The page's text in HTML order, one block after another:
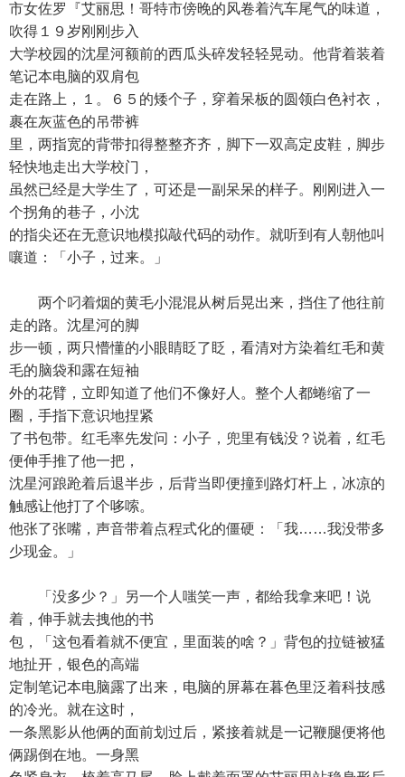
市女佐罗『艾丽思！哥特市傍晚的风卷着汽车尾气的味道，
吹得１９岁刚刚步入
大学校园的沈星河额前的西瓜头碎发轻轻晃动。他背着装着
笔记本电脑的双肩包
走在路上，１。６５的矮个子，穿着呆板的圆领白色衬衣，
裹在灰蓝色的吊带裤
里，两指宽的背带扣得整整齐齐，脚下一双高定皮鞋，脚步
轻快地走出大学校门，
虽然已经是大学生了，可还是一副呆呆的样子。刚刚进入一
个拐角的巷子，小沈
的指尖还在无意识地模拟敲代码的动作。就听到有人朝他叫
嚷道：「小子，过来。」
两个叼着烟的黄毛小混混从树后晃出来，挡住了他往前
走的路。沈星河的脚
步一顿，两只懵懂的小眼睛眨了眨，看清对方染着红毛和黄
毛的脑袋和露在短袖
外的花臂，立即知道了他们不像好人。整个人都蜷缩了一
圈，手指下意识地捏紧
了书包带。红毛率先发问：小子，兜里有钱没？说着，红毛
便伸手推了他一把，
沈星河踉跄着后退半步，后背当即便撞到路灯杆上，冰凉的
触感让他打了个哆嗦。
他张了张嘴，声音带着点程式化的僵硬：「我……我没带多
少现金。」
「没多少？」另一个人嗤笑一声，都给我拿来吧！说
着，伸手就去拽他的书
包，「这包看着就不便宜，里面装的啥？」背包的拉链被猛
地扯开，银色的高端
定制笔记本电脑露了出来，电脑的屏幕在暮色里泛着科技感
的冷光。就在这时，
一条黑影从他俩的面前划过后，紧接着就是一记鞭腿便将他
俩踢倒在地。一身黑